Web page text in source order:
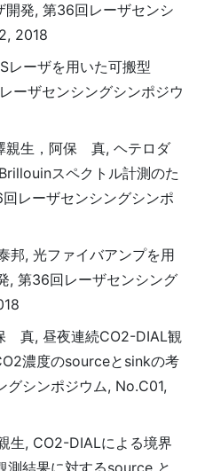
発, 第36回レーザセンシ
2018
レーザを用いた可搬型
ーザセンシングシンポジウ
親生，阿保 真, ヘテロダ
スペクトル計測のた
レーザセンシングシンポ
邦, 光ファイバアンプを用
, 第36回レーザセンシング
真, 昼夜連続CO2-DIAL観
濃度のsourceとsinkの考
シンポジウム, No.C01,
生, CO2-DIALによる境界
測結果に対するsource と